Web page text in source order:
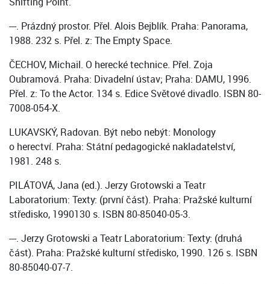
---. Prázdný prostor. Přel. Alois Bejblík. Praha: Panorama,
1988. 232 s. Přel. z: The Empty Space.
ČECHOV, Michail. O herecké technice. Přel. Zoja
Oubramová. Praha: Divadelní ústav; Praha: DAMU, 1996.
Přel. z: To the Actor. 134 s. Edice Světové divadlo. ISBN 80-
7008-054-X.
LUKAVSKÝ, Radovan. Být nebo nebýt: Monology
o herectví. Praha: Státní pedagogické nakladatelství,
1981. 248 s.
PILÁTOVÁ, Jana (ed.). Jerzy Grotowski a Teatr
Laboratorium: Texty: (první část). Praha: Pražské kulturní
středisko, 1990130 s. ISBN 80-85040-05-3.
---. Jerzy Grotowski a Teatr Laboratorium: Texty: (druhá
část). Praha: Pražské kulturní středisko, 1990. 126 s. ISBN
80-85040-07-7.